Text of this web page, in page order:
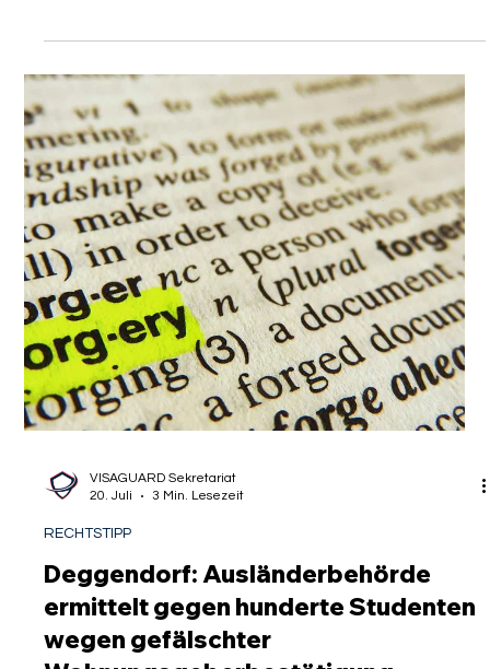
beruflichen Werdegang nicht ruinieren. Doch während im
Gerichtssaal das letzte Wort gesprochen wird und viele
Betroffene erleichtert aufatmen, formiert sich im Hintergrund
bereits eine weitaus ex
VISAGUARD Sekretariat
RECHTSTIPP
Deggendorf: Ausländerbehörde
ermittelt gegen hunderte Studenten